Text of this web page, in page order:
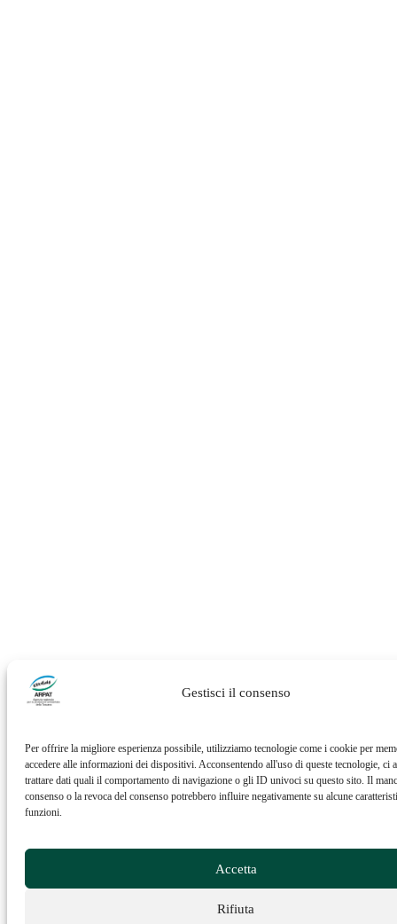
Gestisci il consenso
Per offrire la migliore esperienza possibile, utilizziamo tecnologie come i cookie per
accedere alle informazioni dei dispositivi. Acconsentendo all'uso di queste tecnologie, ci
trattare dati quali il comportamento di navigazione o gli ID univoci su questo sito. Il
consenso o la revoca del consenso potrebbero influire negativamente su alcune
funzioni.
Accetta
Rifiuta